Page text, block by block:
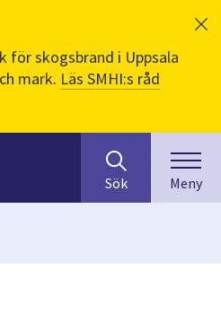
för skogsbrand i Uppsala
mark. Läs SMHI:s råd
efter
innehåll
på
Sök Meny